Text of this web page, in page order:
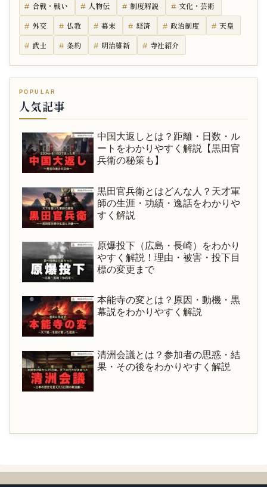
合戦・戦い 人物伝 制度解説
文化・芸術
外交
仏教 幕末 経済 政治制度
天皇
武士
条約 明治維新 寺社紹介
人気記事
中国大返しとは？距離・日数・ル
ートをわかりやすく解説【黒田官
兵衛の秘策も】
黒田官兵衛とはどんな人？天才軍
師の生涯・功績・逸話をわかりや
すく解説
原爆投下（広島・長崎）をわかり
やすく解説！理由・被害・投下目
標の変更まで
本能寺の変とは？原因・動機・黒
幕説をわかりやすく解説
清洲会議とは？参加者の思惑・結
果・その後をわかりやすく解説